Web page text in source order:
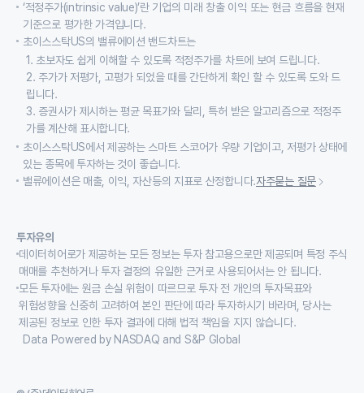
‘적정주가(intrinsic value)’란 기업의 미래 창출 이익 또는 현금 흐름을 현재
기준으로 평가한 가격입니다.
초이스스탁US의 밸류에이션 밴드차트는
1. 초보자도 쉽게 이해할 수 있도록 적정주가를 차트에 보여 드립니다.
2. 주가가 저평가, 고평가 되었을 때를 간단하게 확인 할 수 있도록 도와 드
립니다.
3. 증권사가 제시하는 평균 목표가와 달리, 특허 받은 알고리즘으로 적정주
가를 계산해 표시합니다.
초이스스탁US에서 제공하는 스마트 스코어가 우량 기업이고, 저평가 상태에
있는 종목에 투자하는 것이 좋습니다.
밸류에이션은 매출, 이익, 자산등의 지표로 산정합니다.자주묻는 질문
투자유의
데이터히어로가 제공하는 모든 정보는 투자 참고용으로만 제공되며 특정 주식
매매를 추천하거나 투자 결정의 유일한 근거로 사용되어서는 안 됩니다.
모든 투자에는 원금 손실 위험이 따르므로 투자 전 개인의 투자목표와
위험성향을 신중히 고려하여 본인 판단에 따라 투자하시기 바라며, 당사는
제공된 정보로 인한 투자 결과에 대해 법적 책임을 지지 않습니다.
Data Powered by NASDAQ and S&P Global